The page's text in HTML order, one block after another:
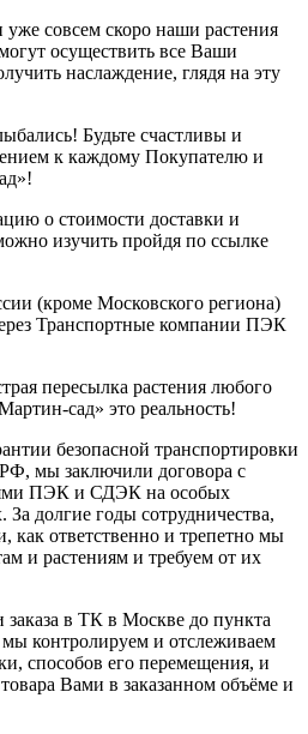
уже совсем скоро наши растения
осуществить все Ваши
наслаждение, глядя на эту
Будьте счастливы и
к каждому Покупателю и
о стоимости доставки и
изучить пройдя по ссылке
(кроме Московского региона)
Транспортные компании ПЭК
пересылка растения любого
сад» это реальность!
безопасной транспортировки
мы заключили договора с
ПЭК и СДЭК на особых
долгие годы сотрудничества,
как ответственно и трепетно мы
и растениям и требуем от их
заказа в ТК в Москве до пункта
контролируем и отслеживаем
способов его перемещения, и
Вами в заказанном объёме и